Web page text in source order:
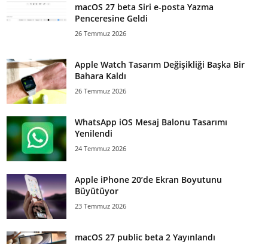
macOS 27 beta Siri e-posta Yazma
Penceresine Geldi
26 Temmuz 2026
Apple Watch Tasarım Değişikliği Başka Bir
Bahara Kaldı
26 Temmuz 2026
WhatsApp iOS Mesaj Balonu Tasarımı
Yenilendi
24 Temmuz 2026
Apple iPhone 20’de Ekran Boyutunu
Büyütüyor
23 Temmuz 2026
macOS 27 public beta 2 Yayınlandı